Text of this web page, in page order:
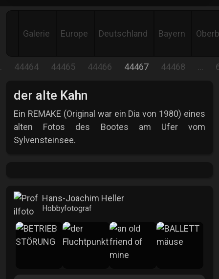
Galerie Europe Deutschland Bayern
44464 44465 44466 44467 44468 …
der alte Kahn
Ein REMAKE (Original war ein Dia von 1980) eines
alten Fotos des Bootes am Ufer vom
Sylvensteinsee.
Hans-Joachim Heller
Hobbyfotograf